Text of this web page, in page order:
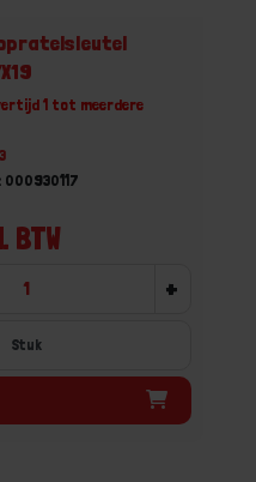
1 tot meerdere
+
Stuk